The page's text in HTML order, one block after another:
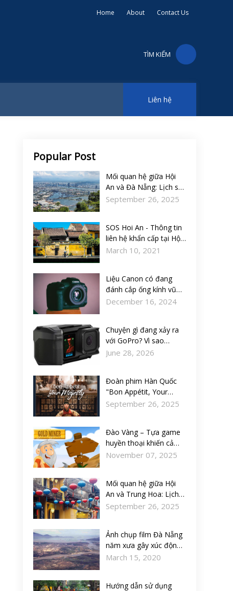
Home About Contact Us
TÌM KIẾM
Liên hệ
Popular Post
Mối quan hệ giữa Hội
An và Đà Nẵng: Lịch sử,
du lịch và tương lai
September 26, 2025
SOS Hoi An - Thông tin
liên hệ khẩn cấp tại Hội
An
March 10, 2021
Liệu Canon có đang
đánh cắp ống kính vũ
khí bí mật này từ
December 16, 2024
Chuyện gì đang xảy ra
với GoPro? Vì sao
thương hiệu camera
June 28, 2026
Đoàn phim Hàn Quốc
"Bon Appétit, Your
Majesty" lên kế hoạch
September 26, 2025
Đào Vàng – Tựa game
huyền thoại khiến cả
tuổi thơ “đào mỏi tay”!
November 07, 2025
Mối quan hệ giữa Hội
An và Trung Hoa: Lịch
sử, văn hóa và thương
September 26, 2025
Ảnh chụp film Đà Nẵng
năm xưa gây xúc động
về một thời quá khứ đã
March 15, 2020
Hướng dẫn sử dụng